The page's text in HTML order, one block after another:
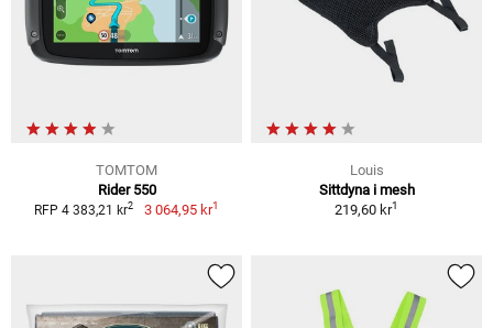
TOMTOM
Rider 550
RFP 4 383,21 kr2 3 064,95 kr1
Louis
Sittdyna i mesh
219,60 kr1